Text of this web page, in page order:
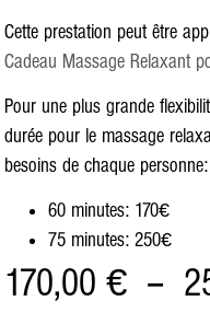
Cette prestation peut être
Cadeau Massage Relaxant
Pour une plus grande
durée pour le massage
besoins de chaque personne:
60 minutes: 170€
75 minutes: 250€
170,00 € –